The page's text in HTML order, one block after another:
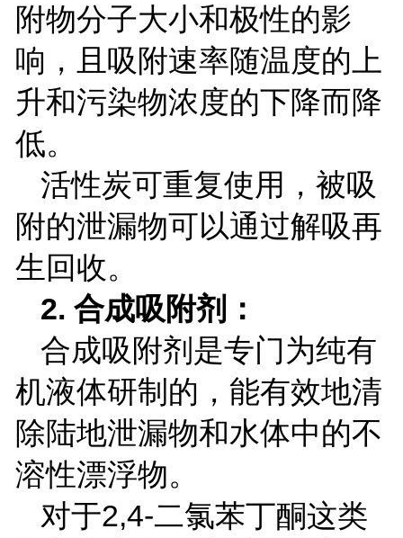
附物分子大小和极性的影
响，且吸附速率随温度的上
升和污染物浓度的下降而降
低。
活性炭可重复使用，被吸
附的泄漏物可以通过解吸再
生回收。
2.合成吸附剂：
合成吸附剂是专门为纯有
机液体研制的，能有效地清
除陆地泄漏物和水体中的不
溶性漂浮物。
对于2,4-二氯苯丁酮这类